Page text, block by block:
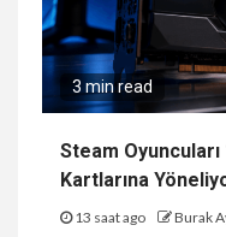
3 min read
Steam Oyuncuları
Kartlarına
13 saat ago Burak